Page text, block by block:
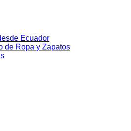
Ecuador
de Ropa y Zapatos